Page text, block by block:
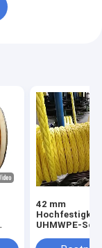
42 mm
UHMWPE-
für